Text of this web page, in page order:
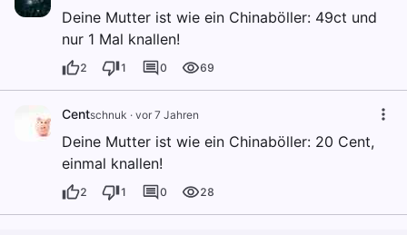
Deine Mutter ist wie ein Chinaböller: 49ct und
nur 1 Mal knallen!
2 1 0 69
Centschnuk · vor 7 Jahren
Deine Mutter ist wie ein Chinaböller: 20 Cent,
einmal knallen!
2 1 0 28